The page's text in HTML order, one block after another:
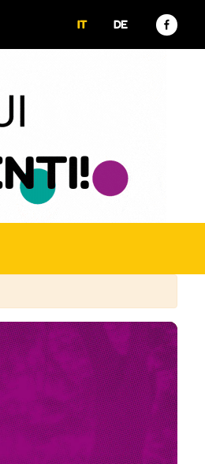
IT DE